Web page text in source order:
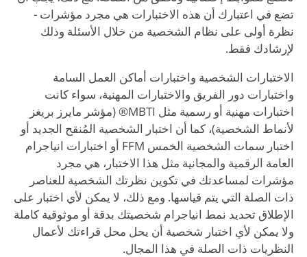
تضع في اعتبارك أن هذه الاختبارات هي مجرد مؤشرات -
نظرة أولى على نظام الشخصية من خلال الأسئلة وذلك
لإرشادك فقط.
الاختبارات الشخصية واختبارات أماكن العمل السامة
واختبارات دور الفريق والاختبارات المهنية، سواء كانت
اختبارات مهنية أو رسمية مثل MBTI® (مؤشر مايرز بريغز
لأنماط الشخصية)، كما أن اختبار الشخصية المُنقح الجديد أو
اختبار سمات الشخصية الخمس FFM أو اختبارات انياجرام
العامة الرقمية والمجانية مثل هذا الاختبار، هي مجرد
مؤشرات لمساعدتك في تكوين نظرتك الشخصية للعناصر
ذات الصلة التي يتم قياسها. ومع ذلك، لا يمكن لأي اختبار على
الإطلاق تحديد نمط انياجرام شخصيتك بدقة أو موثوقية كاملة
ولا يمكن لأي اختبار شخصية أن يحل محل قراءتك لأعمال
النظريات ذات الصلة في هذا المجال.